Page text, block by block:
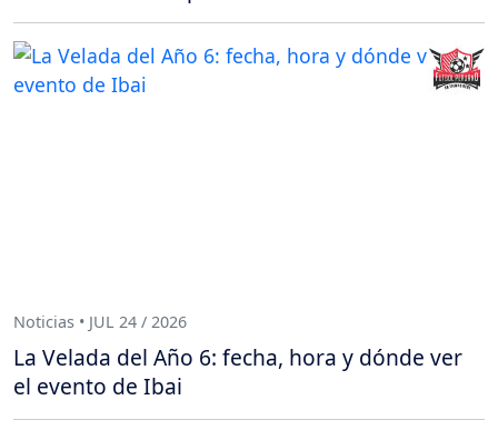
Noticias • JUL 24 / 2026
La Velada del Año 6: fecha, hora y dónde ver
el evento de Ibai